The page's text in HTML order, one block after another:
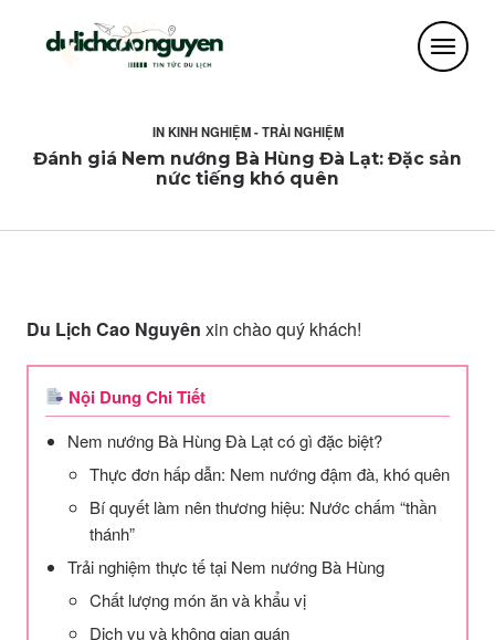
INKINH NGHIỆM - TRẢI NGHIỆM
Đánh giá Nem nướng Bà Hùng Đà Lạt: Đặc sản
nức tiếng khó quên
Du Lịch Cao Nguyên xin chào quý khách!
Nội Dung Chi Tiết
Nem nướng Bà Hùng Đà Lạt có gì đặc biệt?
Thực đơn hấp dẫn: Nem nướng đậm đà, khó quên
Bí quyết làm nên thương hiệu: Nước chấm “thần
thánh”
Trải nghiệm thực tế tại Nem nướng Bà Hùng
Chất lượng món ăn và khẩu vị
Dịch vụ và không gian quán